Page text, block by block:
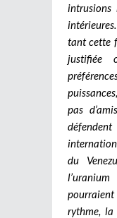
intrusions
intérieures.
tant cette
justifiée
pas
du
rythme, la